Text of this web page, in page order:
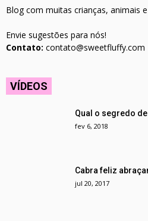
Blog com muitas crianças, animais
Envie sugestões para nós!
Contato: contato@sweetfluffy.com
VÍDEOS
Qual o segredo
fev 6, 2018
Cabra feliz
jul 20, 2017